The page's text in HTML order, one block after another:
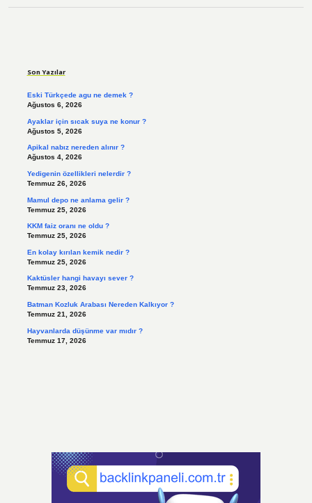
Son Yazılar
Eski Türkçede agu ne demek ?
Ağustos 6, 2026
Ayaklar için sıcak suya ne konur ?
Ağustos 5, 2026
Apikal nabız nereden alınır ?
Ağustos 4, 2026
Yedigenin özellikleri nelerdir ?
Temmuz 26, 2026
Mamul depo ne anlama gelir ?
Temmuz 25, 2026
KKM faiz oranı ne oldu ?
Temmuz 25, 2026
En kolay kırılan kemik nedir ?
Temmuz 25, 2026
Kaktüsler hangi havayı sever ?
Temmuz 23, 2026
Batman Kozluk Arabası Nereden Kalkıyor ?
Temmuz 21, 2026
Hayvanlarda düşünme var mıdır ?
Temmuz 17, 2026